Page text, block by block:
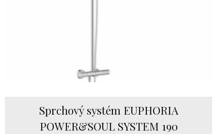
Sprchový systém EUPHORIA
POWER&SOUL SYSTEM 190